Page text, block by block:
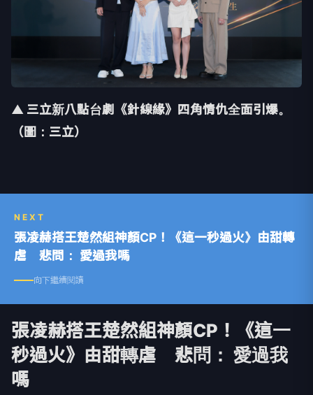
▲ 三立新八點台劇《針線緣》四角情仇全面引爆。
（圖：三立）
NEXT
張凌赫搭王楚然組神顏CP！《這一秒過火》由甜轉
虐 悲問： 愛過我嗎
向下繼續閱讀
張凌赫搭王楚然組神顏CP！《這一
秒過火》由甜轉虐 悲問： 愛過我
嗎